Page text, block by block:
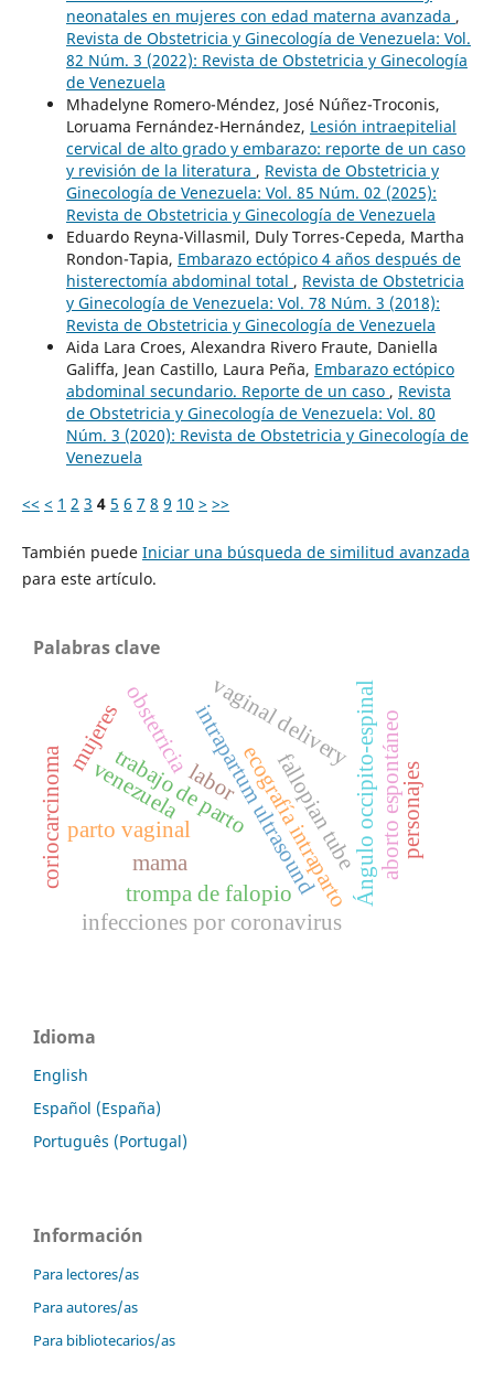
neonatales en mujeres con edad materna avanzada ,
Revista de Obstetricia y Ginecología de Venezuela: Vol.
82 Núm. 3 (2022): Revista de Obstetricia y Ginecología
de Venezuela
Mhadelyne Romero-Méndez, José Núñez-Troconis,
Loruama Fernández-Hernández, Lesión intraepitelial
cervical de alto grado y embarazo: reporte de un caso
y revisión de la literatura , Revista de Obstetricia y
Ginecología de Venezuela: Vol. 85 Núm. 02 (2025):
Revista de Obstetricia y Ginecología de Venezuela
Eduardo Reyna-Villasmil, Duly Torres-Cepeda, Martha
Rondon-Tapia, Embarazo ectópico 4 años después de
histerectomía abdominal total , Revista de Obstetricia
y Ginecología de Venezuela: Vol. 78 Núm. 3 (2018):
Revista de Obstetricia y Ginecología de Venezuela
Aida Lara Croes, Alexandra Rivero Fraute, Daniella
Galiffa, Jean Castillo, Laura Peña, Embarazo ectópico
abdominal secundario. Reporte de un caso , Revista
de Obstetricia y Ginecología de Venezuela: Vol. 80
Núm. 3 (2020): Revista de Obstetricia y Ginecología de
Venezuela
<< < 1 2 3 4 5 6 7 8 9 10 > >>
También puede Iniciar una búsqueda de similitud avanzada
para este artículo.
Palabras clave
trabajo de partoecografía intrapartoÁngulo occipito-espinal
parto vaginal
labor
intrapartum ultrasound
vaginal delivery
coriocarcinoma
trompa de falopio
fallopian tube
infecciones por coronavirus
aborto espontáneo
venezuela
obstetricia
personajes
mujeres
mama
Idioma
English
Español (España)
Português (Portugal)
Información
Para lectores/as
Para autores/as
Para bibliotecarios/as